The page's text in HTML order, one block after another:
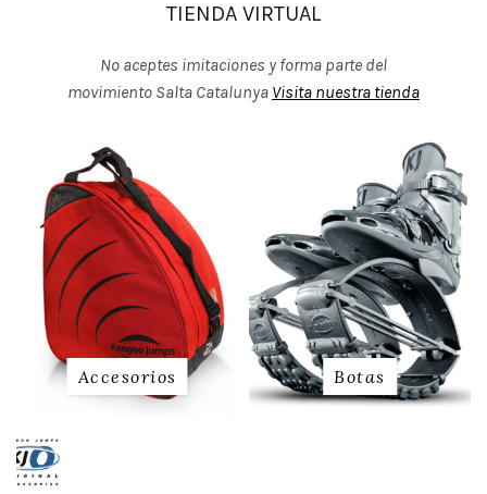
TIENDA VIRTUAL
No aceptes imitaciones y forma parte del
movimiento Salta Catalunya Visita nuestra tienda
Accesorios Botas